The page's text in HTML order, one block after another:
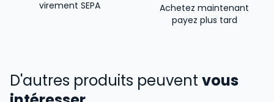
virement SEPA
Achetez maintenant
payez plus tard
D'autres produits peuvent vous